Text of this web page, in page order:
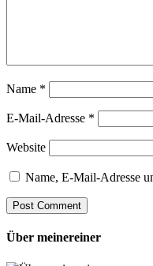
Name *
E-Mail-Adresse *
Website
Name, E-Mail-Adresse
Über meinereiner